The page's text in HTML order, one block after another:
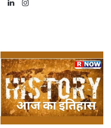
X LinkedIn